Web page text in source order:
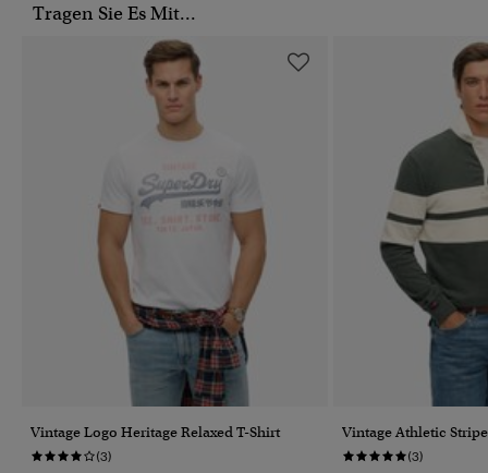
Tragen Sie Es Mit...
Vintage Logo Heritage Relaxed T-Shirt
(3)
Vintage Athletic
(3)